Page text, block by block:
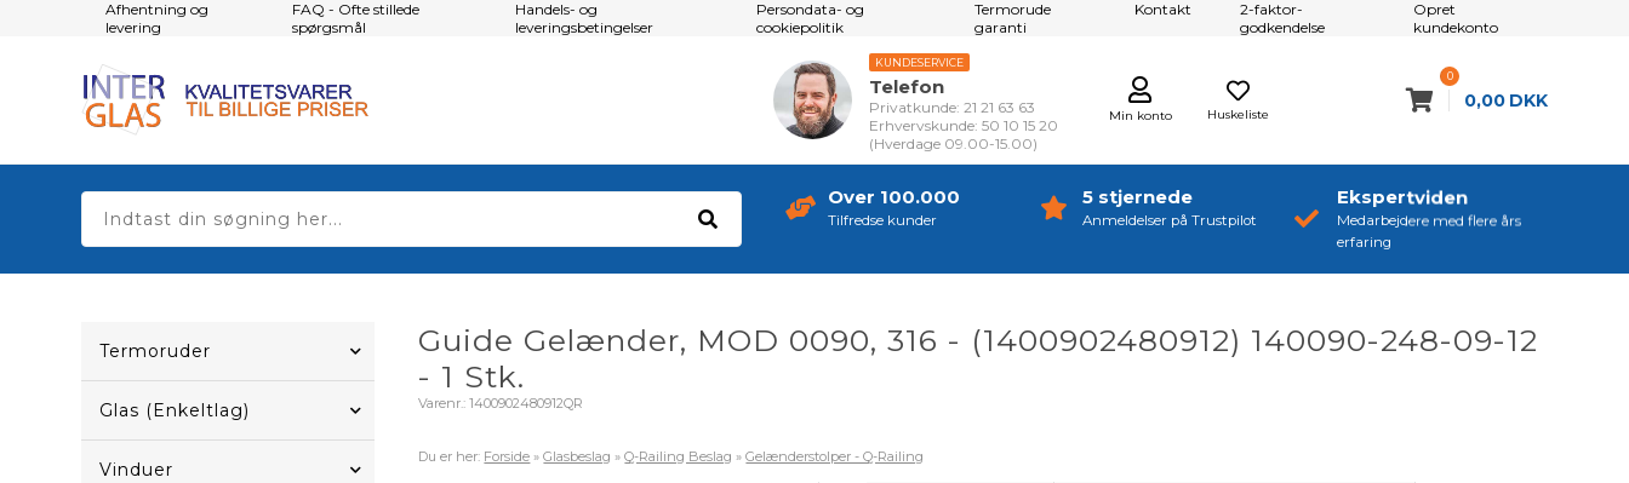
Afhentning og
levering
FAQ - Ofte stillede
spørgsmål
Handels- og
leveringsbetingelser
Persondata- og
cookiepolitik
Termorude
garanti
Kontakt
2-faktor-
godkendelse
Opret
kundekonto
Huskeliste
Min konto
KUNDESERVICE
Telefon
Privatkunde: 21 21 63 63
Erhvervskunde: 50 10 15 20
(Hverdage 09.00-15.00)
0
0,00 DKK
Over 100.000
Tilfredse kunder
5 stjernede
Anmeldelser på Trustpilot
Ekspertviden
Medarbejdere med flere års
erfaring
Termoruder
Glas (Enkeltlag)
Vinduer
Guide Gelænder, MOD 0090, 316 - (1400902480912) 140090-248-09-12
- 1 Stk.
Varenr.:1400902480912QR
Du er her: Forside »Glasbeslag »Q-Railing Beslag »Gelænderstolper - Q-Railing